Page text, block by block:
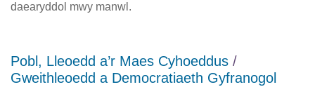
daearyddol mwy manwl.
Pobl, Lleoedd a’r Maes Cyhoeddus /
Gweithleoedd a Democratiaeth Gyfranogol